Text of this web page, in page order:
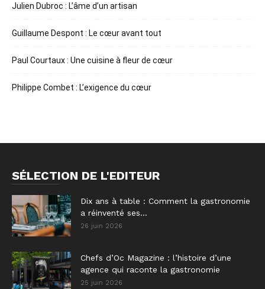
Julien Dubroc : L’âme d’un artisan
Guillaume Despont : Le cœur avant tout
Paul Courtaux : Une cuisine à fleur de cœur
Philippe Combet : L’exigence du cœur
SÉLECTION DE L'EDITEUR
Dix ans à table : Comment la gastronomie
a réinventé ses...
26 juin 2026
Chefs d’Oc Magazine : l’histoire d’une
agence qui raconte la gastronomie
25 juin 2026